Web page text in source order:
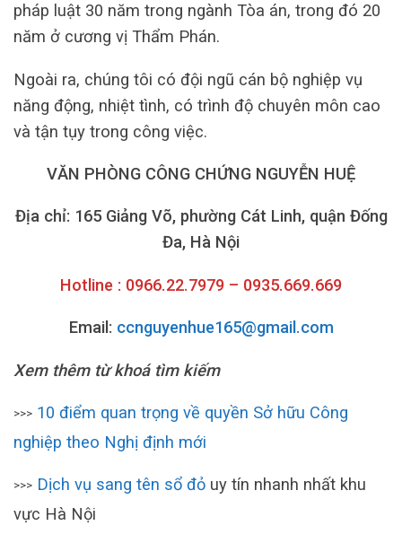
pháp luật 30 năm trong ngành Tòa án, trong đó 20
năm ở cương vị Thẩm Phán.
Ngoài ra, chúng tôi có đội ngũ cán bộ nghiệp vụ
năng động, nhiệt tình, có trình độ chuyên môn cao
và tận tụy trong công việc.
VĂN PHÒNG CÔNG CHỨNG NGUYỄN HUỆ
Địa chỉ: 165 Giảng Võ, phường Cát Linh, quận Đống
Đa, Hà Nội
Hotline : 0966.22.7979 – 0935.669.669
Email: ccnguyenhue165@gmail.com
Xem thêm từ khoá tìm kiếm
>>> 10 điểm quan trọng về quyền Sở hữu Công
nghiệp theo Nghị định mới
>>> Dịch vụ sang tên sổ đỏ uy tín nhanh nhất khu
vực Hà Nội